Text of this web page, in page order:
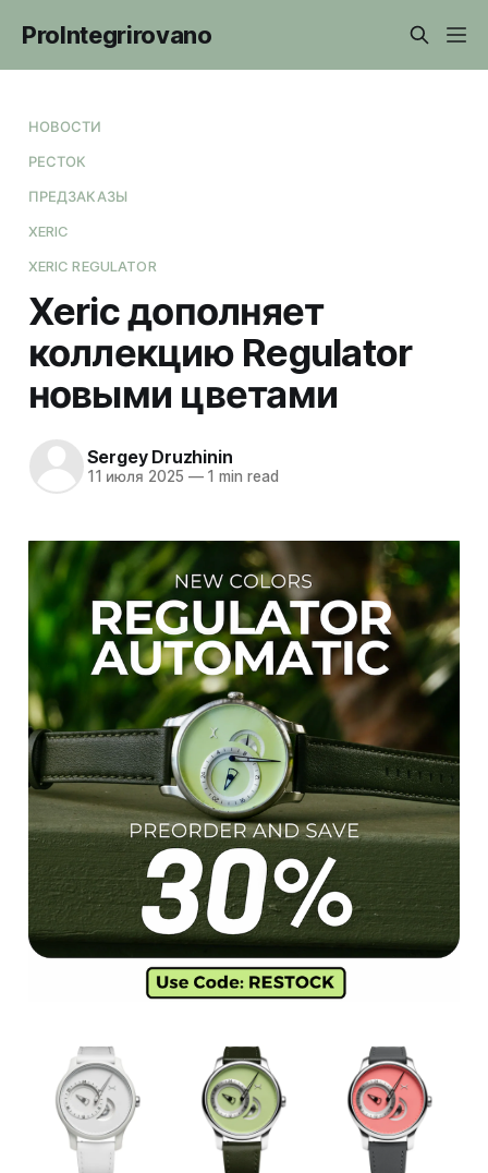
ProIntegrirovano
НОВОСТИ
РЕСТОК
ПРЕДЗАКАЗЫ
XERIC
XERIC REGULATOR
Xeric дополняет
коллекцию Regulator
новыми цветами
Sergey Druzhinin
11 июля 2025 —1 min read